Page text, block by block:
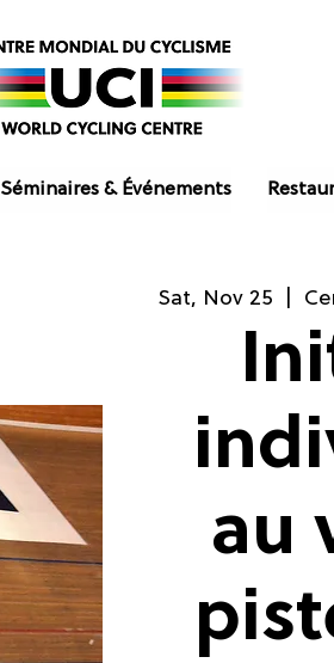
Séminaires & Événements
Sat, Nov 25
au